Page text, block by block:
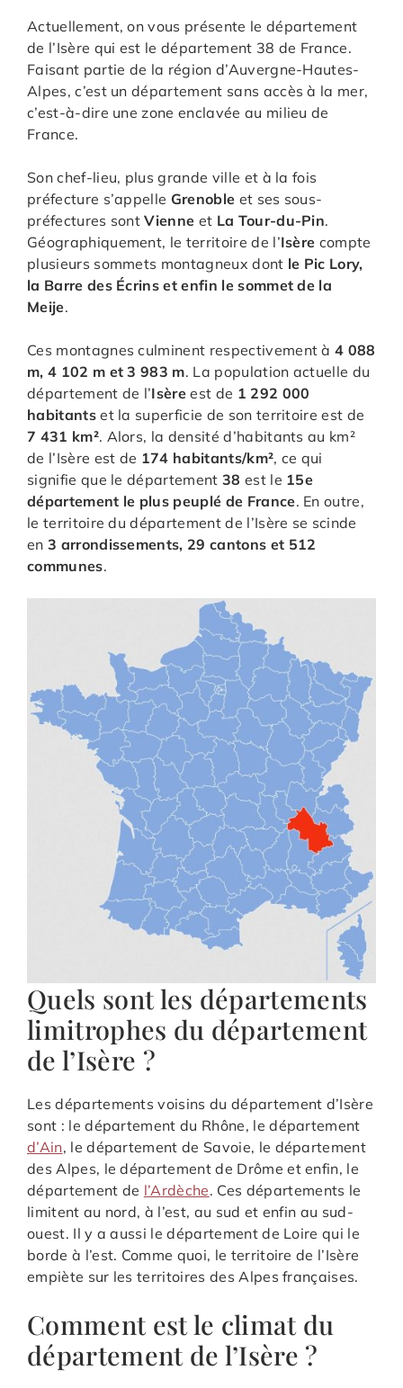
Actuellement, on vous présente le département
de l’Isère qui est le département 38 de France.
Faisant partie de la région d’Auvergne-Hautes-
Alpes, c’est un département sans accès à la mer,
c’est-à-dire une zone enclavée au milieu de
France.
Son chef-lieu, plus grande ville et à la fois
préfecture s’appelle Grenoble et ses sous-
préfectures sontVienne et La Tour-du-Pin.
Géographiquement, le territoire de l’Isère compte
plusieurs sommets montagneux dont le Pic Lory,
la Barre des Écrins et enfin le sommet de la
Meije.
Ces montagnes culminent respectivement à4 088
m, 4 102 m et 3 983 m. La population actuelle du
département de l’Isère est de 1 292 000
habitantset la superficie de son territoire est de
7 431 km². Alors, la densité d’habitants au km²
de l’Isère est de 174 habitants/km², ce qui
signifie que le département 38 est le 15e
département le plus peuplé de France. En outre,
le territoire du département de l’Isère se scinde
en 3 arrondissements, 29 cantons et 512
communes.
Quels sont les départements
limitrophes du département
de l’Isère ?
Les départements voisins du département d’Isère
sont : le département du Rhône, le département
d’Ain, le département de Savoie, le département
des Alpes, le département de Drôme et enfin, le
département de l’Ardèche. Ces départements le
limitent au nord, à l’est, au sud et enfin au sud-
ouest. Il y a aussi le département de Loire qui le
borde à l’est. Comme quoi, le territoire de l’Isère
empiète sur les territoires des Alpes françaises.
Comment est le climat du
département de l’Isère ?